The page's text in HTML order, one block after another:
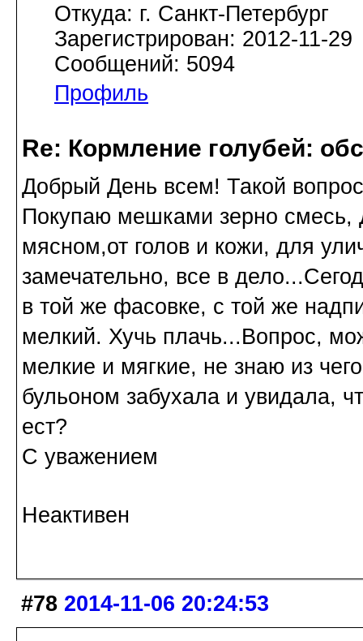
Откуда: г. Санкт-Петербург
Зарегистрирован: 2012-11-29
Сообщений: 5094
Профиль
Re: Кормление голубей:
Добрый День всем! Такой
Покупаю мешками зерно смесь,
мясном,от голов и кожи, для
замечательно, все в
в той же фасовке, с той же
мелкий. Хучь плачь...Вопрос,
мелкие и мягкие, не знаю из
бульоном забухала и увидала,
ест?
С уважением
Неактивен
#78 2014-11-06 20:24:53